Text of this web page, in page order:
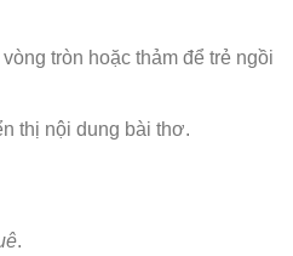
tròn hoặc thảm để trẻ ngồi
thị nội dung bài thơ.
.